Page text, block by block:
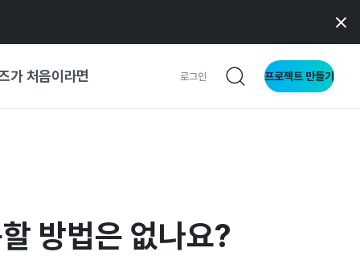
가 처음이라면 로그인 프로젝트 만들기
방법은 없나요?